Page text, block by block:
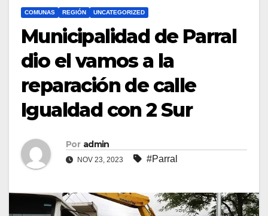
COMUNAS REGIÓN UNCATEGORIZED
Municipalidad de Parral
dio el vamos a la
reparación de calle
Igualdad con 2 Sur
Por admin
NOV 23, 2023 #Parral